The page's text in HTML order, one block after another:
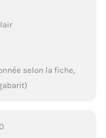
selon la fiche,